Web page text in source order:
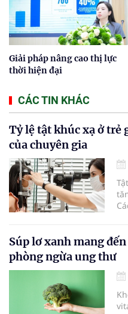
Giải pháp nâng cao thị lực
thời hiện đại
CÁC TIN KHÁC
Tỷ lệ tật khúc xạ ở trẻ
của chuyên gia
Súp lơ xanh mang
phòng ngừa ung thư